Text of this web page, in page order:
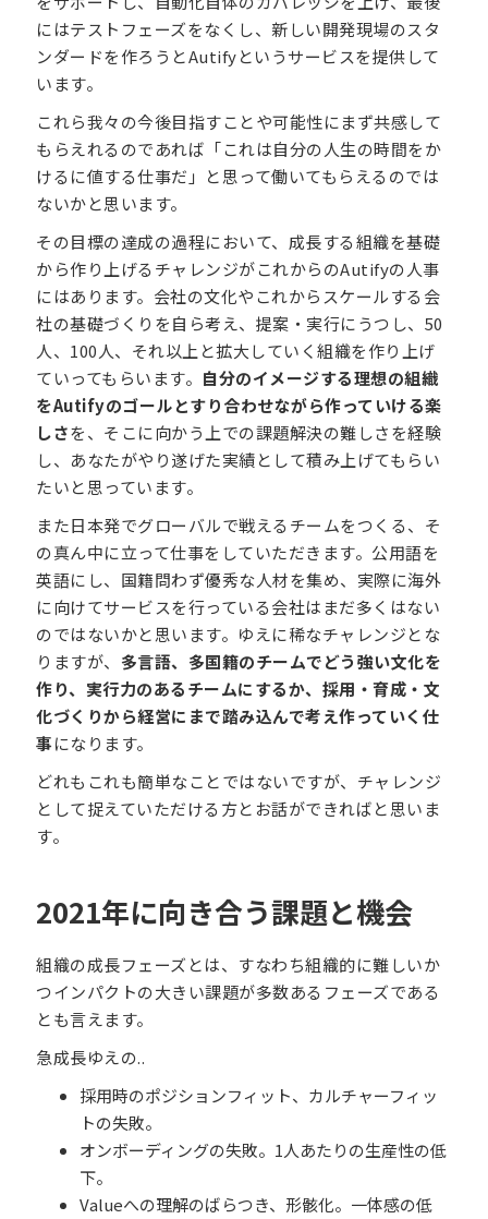
にはテストフェーズをなくし、新しい開発現場のスタ
ンダードを作ろうとAutifyというサービスを提供して
います。
これら我々の今後目指すことや可能性にまず共感して
もらえれるのであれば「これは自分の人生の時間をか
けるに値する仕事だ」と思って働いてもらえるのでは
ないかと思います。
その目標の達成の過程において、成長する組織を基礎
から作り上げるチャレンジがこれからのAutifyの人事
にはあります。会社の文化やこれからスケールする会
社の基礎づくりを自ら考え、提案・実行にうつし、50
人、100人、それ以上と拡大していく組織を作り上げ
ていってもらいます。 自分のイメージする理想の組織
をAutifyのゴールとすり合わせながら作っていける楽
しさを、そこに向かう上での課題解決の難しさを経験
し、あなたがやり遂げた実績として積み上げてもらい
たいと思っています。
また日本発でグローバルで戦えるチームをつくる、そ
の真ん中に立って仕事をしていただきます。公用語を
英語にし、国籍問わず優秀な人材を集め、実際に海外
に向けてサービスを行っている会社はまだ多くはない
のではないかと思います。ゆえに稀なチャレンジとな
りますが、 多言語、多国籍のチームでどう強い文化を
作り、実行力のあるチームにするか、採用・育成・文
化づくりから経営にまで踏み込んで考え作っていく仕
事になります。
どれもこれも簡単なことではないですが、チャレンジ
として捉えていただける方とお話ができればと思いま
す。
2021年に向き合う課題と機会
組織の成長フェーズとは、すなわち組織的に難しいか
つインパクトの大きい課題が多数あるフェーズである
とも言えます。
急成長ゆえの..
採用時のポジションフィット、カルチャーフィッ
トの失敗。
オンボーディングの失敗。1人あたりの生産性の低
下。
Valueへの理解のばらつき、形骸化。一体感の低